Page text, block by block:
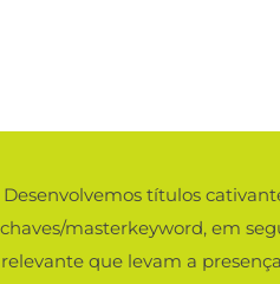
Desenvolvemos títulos
chaves/masterkeyword, em
relevante que levam a